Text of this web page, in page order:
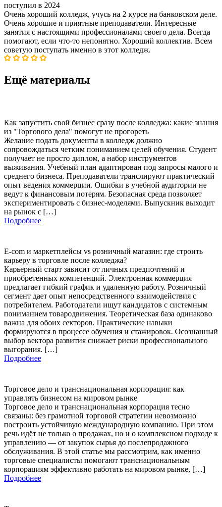
поступил в 2024
Очень хороший колледж, учусь на 2 курсе на банковском деле.
Очень хорошие и приятные преподаватели. Интересные
занятия с настоящими профессионалами своего дела. Всегда
помогают, если что-то непонятно. Хороший коллектив. Всем
советую поступать именно в этот колледж.
Ещё материалы
Как запустить свой бизнес сразу после колледжа: какие знания
из "Торгового дела" помогут не прогореть
Желание подать документы в колледж должно
сопровождаться четким пониманием целей обучения. Студент
получает не просто диплом, а набор инструментов
выживания. Учебный план адаптирован под запросы малого и
среднего бизнеса. Преподаватели транслируют практический
опыт ведения коммерции. Ошибки в учебной аудитории не
ведут к финансовым потерям. Безопасная среда позволяет
экспериментировать с бизнес-моделями. Выпускник выходит
на рынок с […]
Подробнее
E-com и маркетплейсы vs розничный магазин: где строить
карьеру в торговле после колледжа?
Карьерный старт зависит от личных предпочтений и
приобретенных компетенций. Электронная коммерция
предлагает гибкий график и удаленную работу. Розничный
сегмент дает опыт непосредственного взаимодействия с
потребителем. Работодатели ищут кандидатов с системным
пониманием товародвижения. Теоретическая база одинаково
важна для обоих секторов. Практические навыки
формируются в процессе обучения и стажировок. Осознанный
выбор вектора развития снижает риски профессионального
выгорания. […]
Подробнее
Торговое дело и транснациональная корпорация: как
управлять бизнесом на мировом рынке
Торговое дело и транснациональная корпорация тесно
связаны: без грамотной торговой стратегии невозможно
построить устойчивую международную компанию. При этом
речь идёт не только о продажах, но и о комплексном подходе к
управлению — от закупок сырья до послепродажного
обслуживания. В этой статье мы рассмотрим, как именно
торговые специалисты помогают транснациональным
корпорациям эффективно работать на мировом рынке, […]
Подробнее